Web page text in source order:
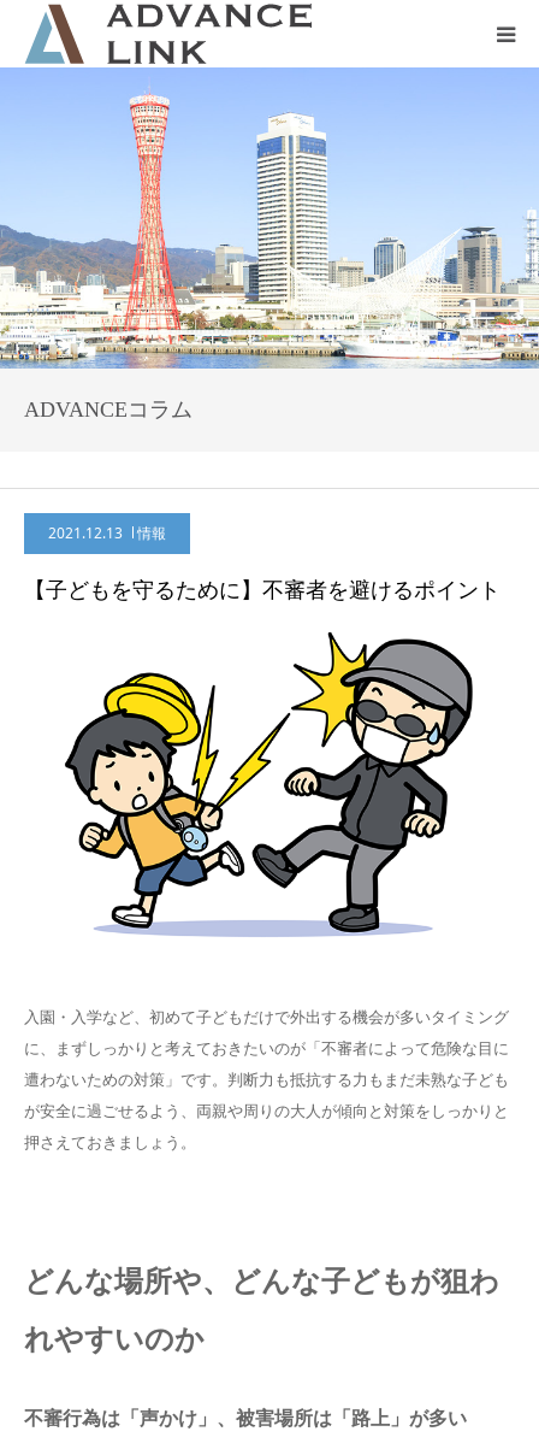
ADVANCEコラム
2021.12.13 情報
【子どもを守るために】不審者を避けるポイント
入園・入学など、初めて子どもだけで外出する機会が多いタイミング
に、まずしっかりと考えておきたいのが「不審者によって危険な目に
遭わないための対策」です。判断力も抵抗する力もまだ未熟な子ども
が安全に過ごせるよう、両親や周りの大人が傾向と対策をしっかりと
押さえておきましょう。
どんな場所や、どんな子どもが狙わ
れやすいのか
不審行為は「声かけ」、被害場所は「路上」が多い
会社概要
ネット保険
事業保険